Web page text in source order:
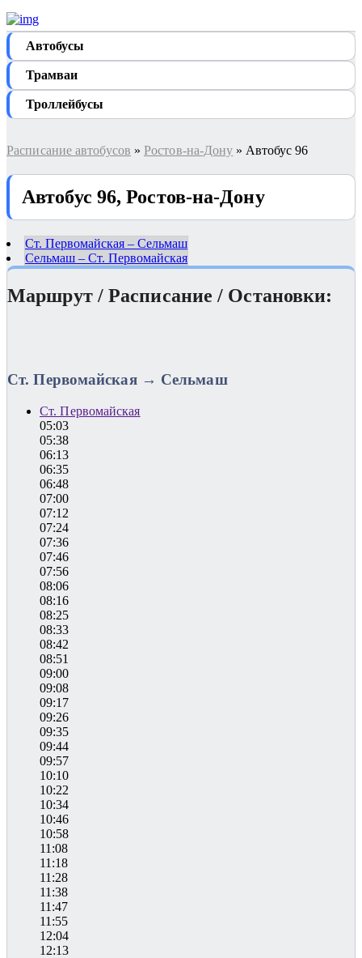
Автобуcы
Трамваи
Троллейбусы
Расписание автобусов » Ростов-на-Дону » Автобус 96
Автобус 96, Ростов-на-Дону
Ст. Первомайская – Сельмаш
Сельмаш – Ст. Первомайская
Маршрут / Расписание / Остановки:
Ст. Первомайская → Сельмаш
Ст. Первомайская
05:03
05:38
06:13
06:35
06:48
07:00
07:12
07:24
07:36
07:46
07:56
08:06
08:16
08:25
08:33
08:42
08:51
09:00
09:08
09:17
09:26
09:35
09:44
09:57
10:10
10:22
10:34
10:46
10:58
11:08
11:18
11:28
11:38
11:47
11:55
12:04
12:13